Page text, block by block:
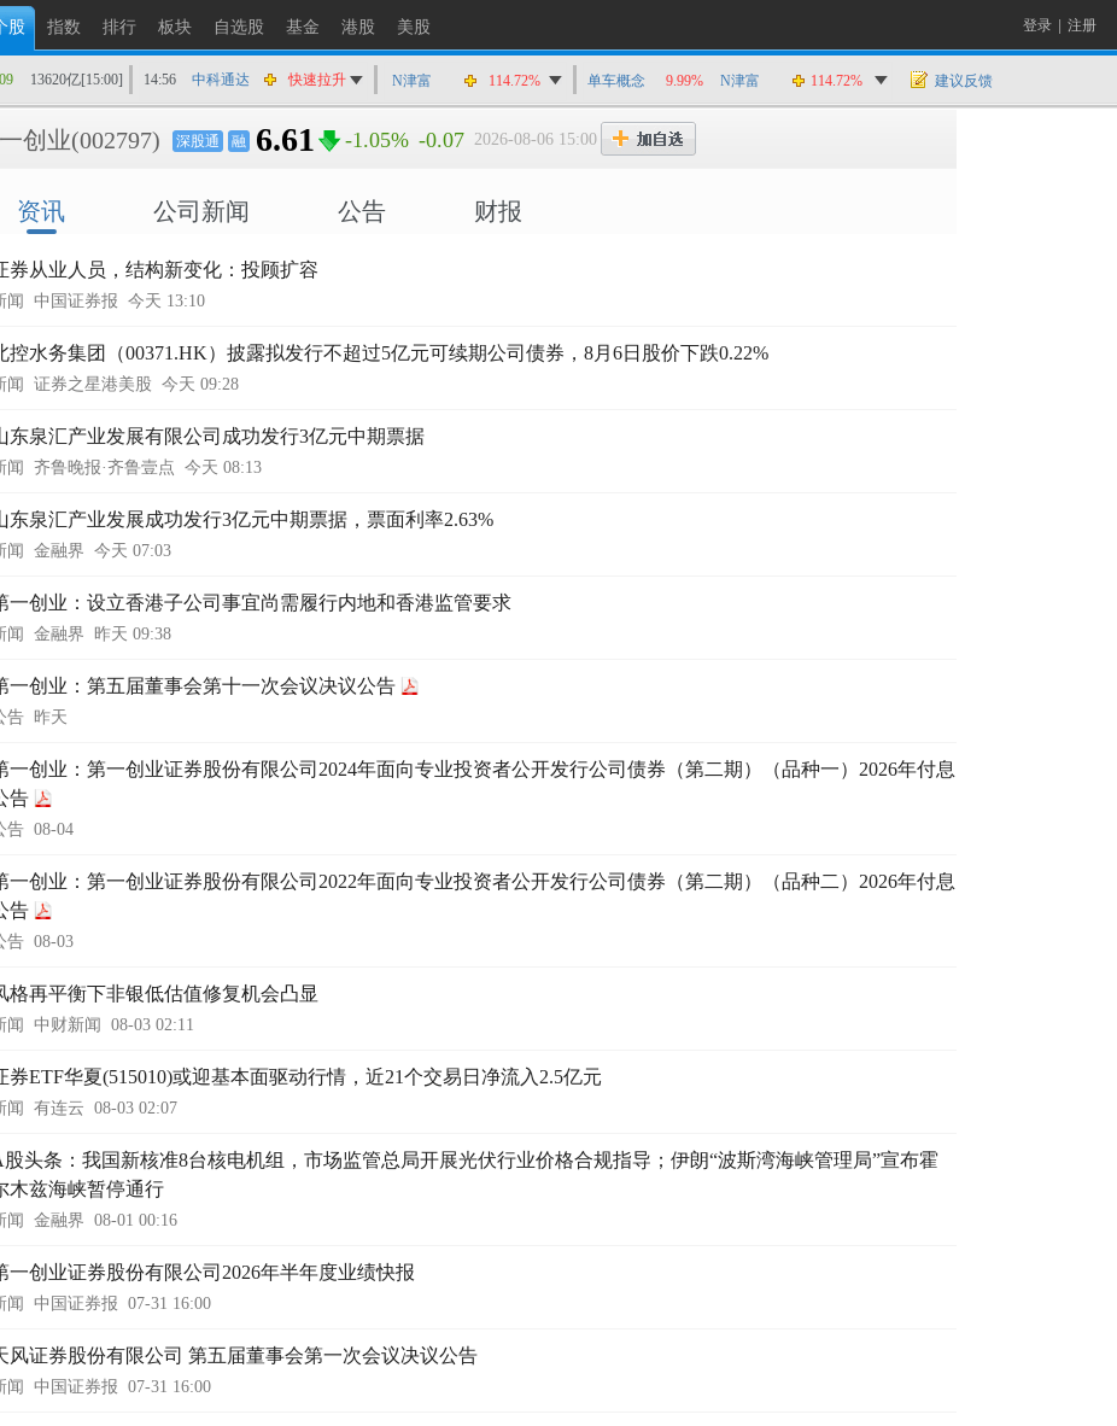
股 指数 排行 板块 自选股 基金 港股 美股 登录 注册
13620亿[15:00] 14:56 中科通达
快速拉升
14:55
澄天伟业
涨停
14:55
三环集团
快速拉升
14:54
澄天伟业
快速拉升
14:53
致远互联
猛烈打压
14:53
安迪苏
快速拉升
14:52
泰晶科技
N津富 114.72% 单车概念 9.99% N津富 114.72% 建议反馈
创业(002797) 深股通 融 6.61 -1.05% -0.07 2026-08-06 15:00
资讯 公司新闻 公告 财报
券从业人员，结构新变化：投顾扩容
闻 中国证券报 今天 13:10
控水务集团（00371.HK）披露拟发行不超过5亿元可续期公司债券，8月6日股价下跌0.22%
闻 证券之星港美股 今天 09:28
东泉汇产业发展有限公司成功发行3亿元中期票据
闻 齐鲁晚报·齐鲁壹点 今天 08:13
东泉汇产业发展成功发行3亿元中期票据，票面利率2.63%
闻 金融界 今天 07:03
一创业：设立香港子公司事宜尚需履行内地和香港监管要求
闻 金融界 昨天 09:38
一创业：第五届董事会第十一次会议决议公告
告 昨天
一创业：第一创业证券股份有限公司2024年面向专业投资者公开发行公司债券（第二期）（品种一）2026年付息
告
告 08-04
一创业：第一创业证券股份有限公司2022年面向专业投资者公开发行公司债券（第二期）（品种二）2026年付息
告
告 08-03
格再平衡下非银低估值修复机会凸显
闻 中财新闻 08-03 02:11
券ETF华夏(515010)或迎基本面驱动行情，近21个交易日净流入2.5亿元
闻 有连云 08-03 02:07
股头条：我国新核准8台核电机组，市场监管总局开展光伏行业价格合规指导；伊朗“波斯湾海峡管理局”宣布霍
木兹海峡暂停通行
闻 金融界 08-01 00:16
一创业证券股份有限公司2026年半年度业绩快报
闻 中国证券报 07-31 16:00
风证券股份有限公司 第五届董事会第一次会议决议公告
闻 中国证券报 07-31 16:00